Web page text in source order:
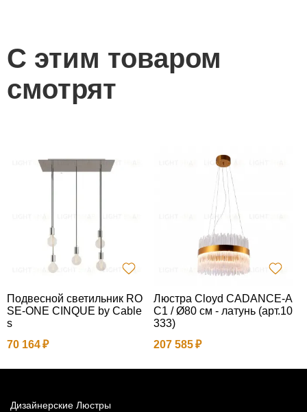
С этим товаром
смотрят
Подвесной светильник RO
SE-ONE CINQUE by Cable
s
70 164
Люстра Cloyd CADANCE-A
C1 / Ø80 см - латунь (арт.10
333)
207 585
Дизайнерские Люстры